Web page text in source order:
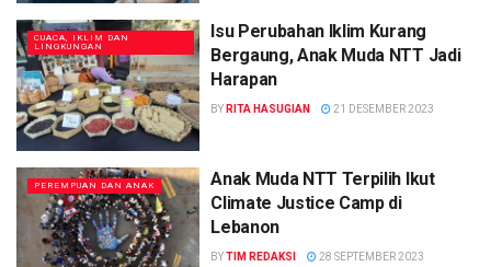
CUACA, IKLIM DAN
LINGKUNGAN
Isu Perubahan Iklim Kurang
Bergaung, Anak Muda NTT Jadi
Harapan
BY RITA HASUGIAN 21 DESEMBER 2023
PEREMPUAN DAN ANAK
Anak Muda NTT Terpilih Ikut
Climate Justice Camp di
Lebanon
BYTIM REDAKSI 28 SEPTEMBER 2023